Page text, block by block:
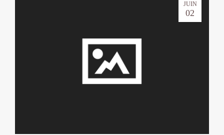
JUIN
02